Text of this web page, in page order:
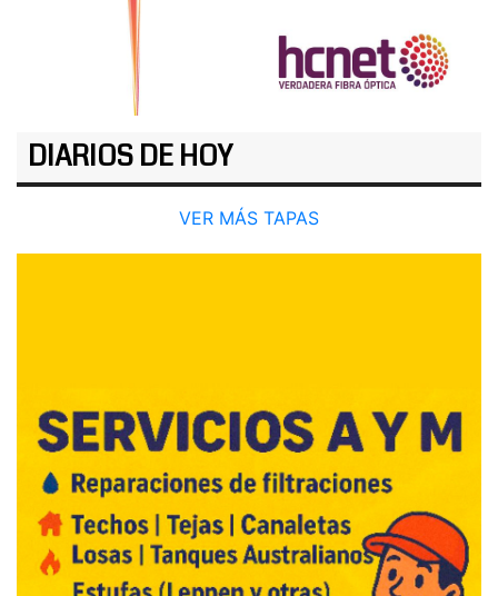
DIARIOS DE HOY
VER MÁS TAPAS